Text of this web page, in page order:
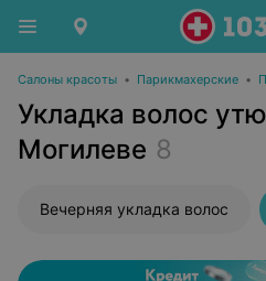
Салоны красоты • Парикмахерские •
Укладка волос
Могилеве 8
Вечерняя укладка волос